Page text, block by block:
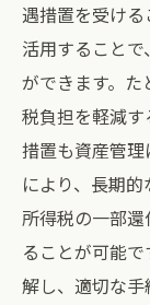
遇措置を受け
活用すること
ができます。
税負担を軽減
措置も資産管
により、長期的
所得税の一部
ることが可能
解し、適切な